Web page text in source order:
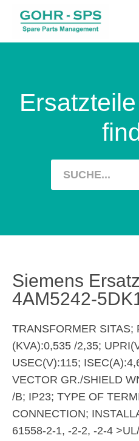
Siemens
4AM5242-
TRANSFORMER SITAS;
(KVA):0,535 /2,35;
USEC(V):115;
VECTOR GR./SHIELD
/B; IP23; TYPE OF
CONNECTION;
61558-2-1, -2-2, -2-4